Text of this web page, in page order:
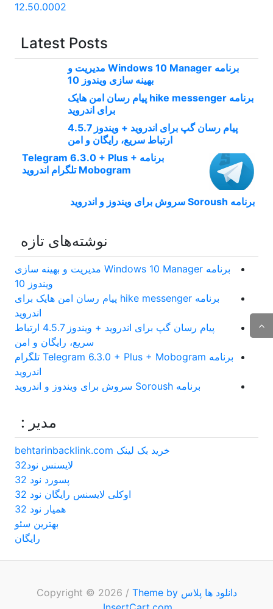
12.50.0002
Latest Posts
برنامه Windows 10 Manager مدیریت و
بهینه سازی ویندوز 10
برنامه hike messenger پیام‌ رسان‌ امن هایک
برای اندروید
پیام رسان گپ برای اندروید + ویندوز 4.5.7
ارتباط سریع، رایگان و امن
برنامه Telegram 6.3.0 + Plus +
Mobogram تلگرام اندروید
برنامه Soroush سروش برای ویندوز و اندروید
نوشته‌های تازه
برنامه Windows 10 Manager مدیریت و بهینه سازی
ویندوز 10
برنامه hike messenger پیام‌ رسان‌ امن هایک برای
اندروید
پیام رسان گپ برای اندروید + ویندوز 4.5.7 ارتباط
سریع، رایگان و امن
برنامه Telegram 6.3.0 + Plus + Mobogram تلگرام
اندروید
برنامه Soroush سروش برای ویندوز و اندروید
مدیر :
خرید بک لینک behtarinbacklink.com
لایسنس نود32
پسورد نود 32
اوکلی لایسنس رایگان نود 32
همیار نود 32
بهترین سئو
رایگان
دانلود ها پلاس Copyright © 2026
/ Theme by